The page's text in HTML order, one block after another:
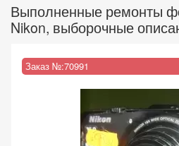
Выполненные ремонты
Nikon, выборочные
Заказ №:70991